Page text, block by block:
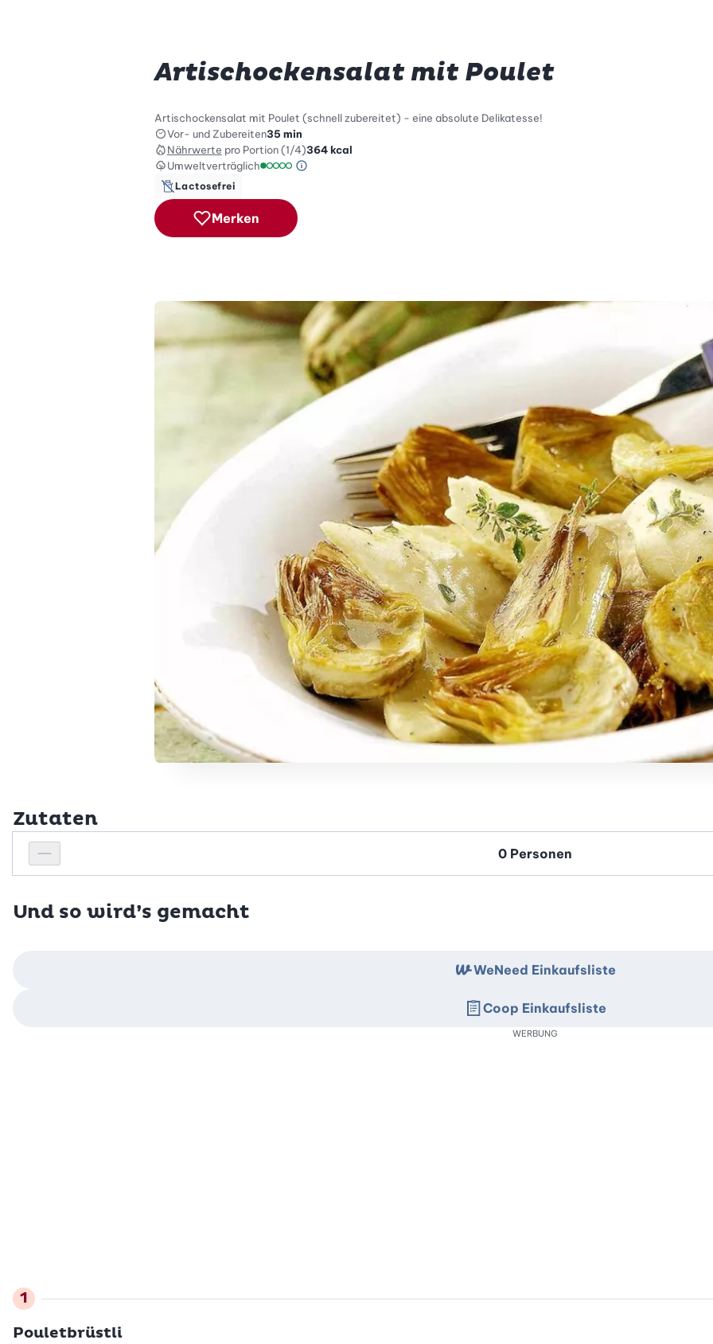
Artischockensalat mit Poulet
Artischockensalat mit Poulet (schnell zubereitet) - eine absolute Delikatesse!
Vor- und Zubereiten35 min
Nährwerte pro Portion (1/4)364 kcal
Umweltverträglich
Green Betty Skala Info
Lactosefrei
Merken
Zutaten
Personenanzahl verringern
Personenanzahl
Und so wird’s gemacht
Pouletbrüstli
WeNeed Einkaufsliste
Coop Einkaufsliste
WERBUNG